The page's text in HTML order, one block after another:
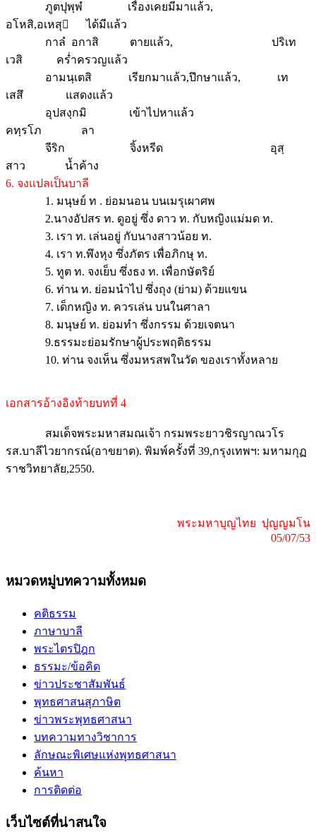
ภูตปุพฺพํ เรื่องเคยมีมาแล้ว,
อโหสิ,อเหสุ ได้มีแล้ว
กาลํ อกาสิ ตายแล้ว,
ปริเท
เวสิ คร่ำครวญแล้ว
อามนฺเตสิ เรียกมาแล้ว,ปึกษาแล้ว,
เท
เสสึ แสดงแล้ว
อุปสงฺกมิ เข้าไปหาแล้ว
คทฺรโภ ลา
จีริก จิ้งหรีด อุสฺ
สาว น้ำค้าง
6. จงแปลเป็นบาลี
1. มนุษย์ ท . ย่อมนอน บนเมรุเผาศพ
2.นางอัปสร ท. ดูอยู่ ซึ่ง ดาว ท. กับหญิงแม่มด ท.
3. เรา ท. เล่นอยู่ กับนางสาวน้อย ท.
4. เรา ท.พึงหุง ซึ่งภัตร เพื่อภิกษุ ท.
5. ทูต ท. จงเย็บ ซึ่งธง ท. เพื่อกษัตริย์
6. ท่าน ท. ย่อมนำไป ซึ่งถุง (ย่าม) ด้วยแขน
7. เด็กหญิง ท. ควรเล่น บนในศาลา
8. มนุษย์ ท. ย่อมทำ ซึ่งกรรม ด้วยเจตนา
9.ธรรมะย่อมรักษาผู้ประพฤติธรรม
10. ท่าน จงเห็น ซึ่งมหรสพในวัด ของเราทั้งหลาย
เอกสารอ้างอิงท้ายบทที่ 4
สมเด็จพระมหาสมณเจ้า กรมพระยาวชิรญาณวโร
รส.บาลีไวยากรณ์(อาขยาต). พิมพ์ครั้งที่ 39,กรุงเทพฯ: มหามกุฏ
ราชวิทยาลัย,2550.
พระมหาบุญไทย ปุญญมโน
05/07/53
หมวดหมู่บทความทั้งหมด
คติธรรม
ภาษาบาลี
พระไตรปิฎก
ธรรมะ/ข้อคิด
ข่าวประชาสัมพันธ์
พุทธศาสนสุภาษิต
ข่าวพระพุทธศาสนา
บทความทางวิชาการ
ลักษณะพิเศษแห่งพุทธศาสนา
ค้นหา
การติดต่อ
เว็บไซต์ที่น่าสนใจ